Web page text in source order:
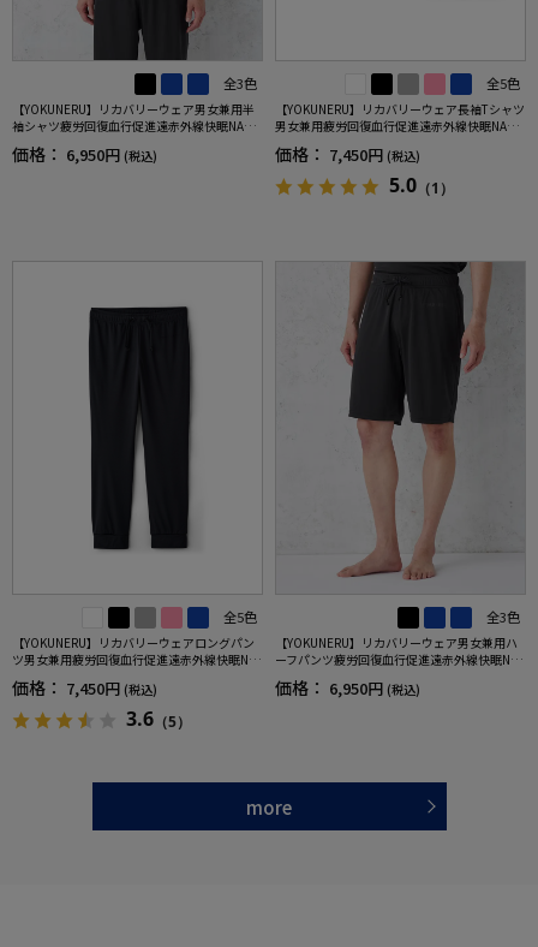
全3色
【YOKUNERU】リカバリーウェア男女兼用半
袖シャツ疲労回復血行促進遠赤外線快眠NANO
MIX(R)【一般医療機器】SS～LLサイズ
価格： 6,950円 (税込)
全5色
【YOKUNERU】リカバリーウェア長袖Tシャツ
男女兼用疲労回復血行促進遠赤外線快眠NANO
MIX(R)【一般医療機器】SS～LLサイズ
価格： 7,450円 (税込)
5.0 （1）
全5色
【YOKUNERU】リカバリーウェアロングパン
ツ男女兼用疲労回復血行促進遠赤外線快眠NA
NOMIX(R)【一般医療機器】SS～LLサイズ
価格： 7,450円 (税込)
3.6 （5）
全3色
【YOKUNERU】リカバリーウェア男女兼用ハ
ーフパンツ疲労回復血行促進遠赤外線快眠NA
NOMIX(R)【一般医療機器】SS～LLサイズ
価格： 6,950円 (税込)
more